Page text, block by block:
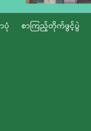
ပုံ စာကြည့်တိုက်ဖွင့်ပွဲ